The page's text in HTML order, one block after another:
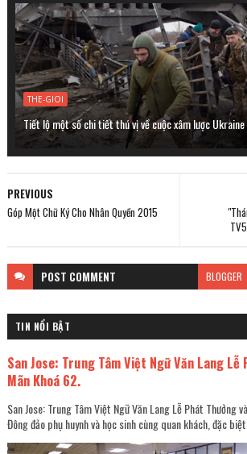
THE-GIOI
Tiết lộ một số chi tiết thú vị về cuộc xâm lược
PREVIOUS
Góp Một Chữ Ký Cho Nhân Quyền 2015
POST COMMENT BLOGGER
TIN NỔI BẬT
San Jose: Trung Tâm Việt Ngữ Văn Lang Lễ
Mãn Khoá 62.
San Jose: Trung Tâm Việt Ngữ Văn Lang Lễ Phát Thưởng
Đông đảo phụ huynh và học sinh cùng quan khách, đặc biệt